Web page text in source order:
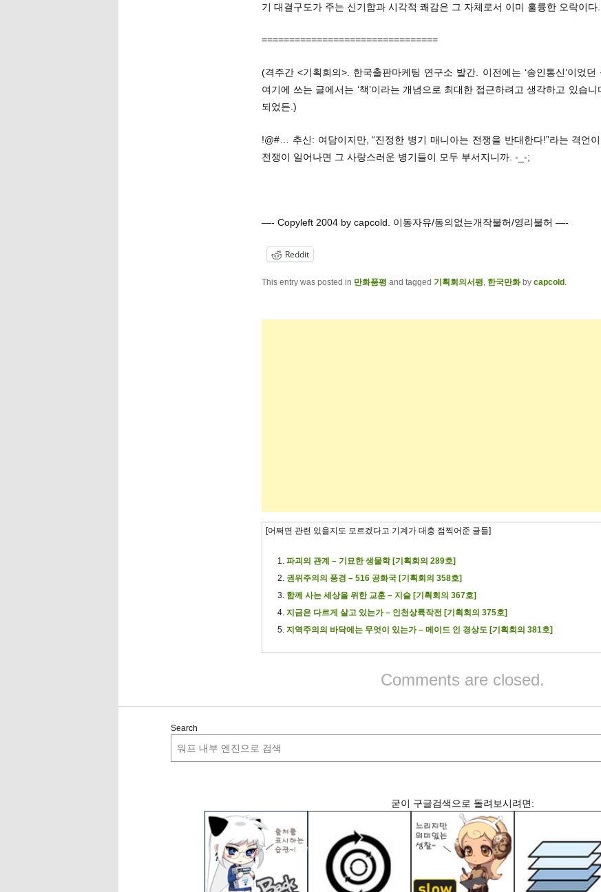
기 대결구도가 주는 신기함과 시각적 쾌감은 그 자체로서 이미 훌륭한 오락이다.
================================
(격주간 <기획회의>. 한국출판마케팅 연구소 발간. 이전에는 ‘송인통신’이었던
여기에 쓰는 글에서는 ‘책’이라는 개념으로 최대한 접근하려고 생각하고 있습니
되었든.)
!@#… 추신: 여담이지만, “진정한 병기 매니아는 전쟁을 반대한다!”라는 격언
전쟁이 일어나면 그 사랑스러운 병기들이 모두 부서지니까. -_-;
—- Copyleft 2004 by capcold. 이동자유/동의없는개작불허/영리불허 —-
Reddit
This entry was posted in 만화품평 and tagged 기획회의서평, 한국만화by capcold .
[어쩌면 관련 있을지도 모르겠다고 기계가 대충 점찍어준 글들]
파괴의 관계 – 기묘한 생물학 [기획회의 289호]
권위주의의 풍경 – 516 공화국 [기획회의 358호]
함께 사는 세상을 위한 교훈 – 지슬 [기획회의 367호]
지금은 다르게 살고 있는가 – 인천상륙작전 [기획회의 375호]
지역주의의 바닥에는 무엇이 있는가 – 메이드 인 경상도 [기획회의 381호]
Comments are closed.
Search
굳이 구글검색으로 돌려보시려면: